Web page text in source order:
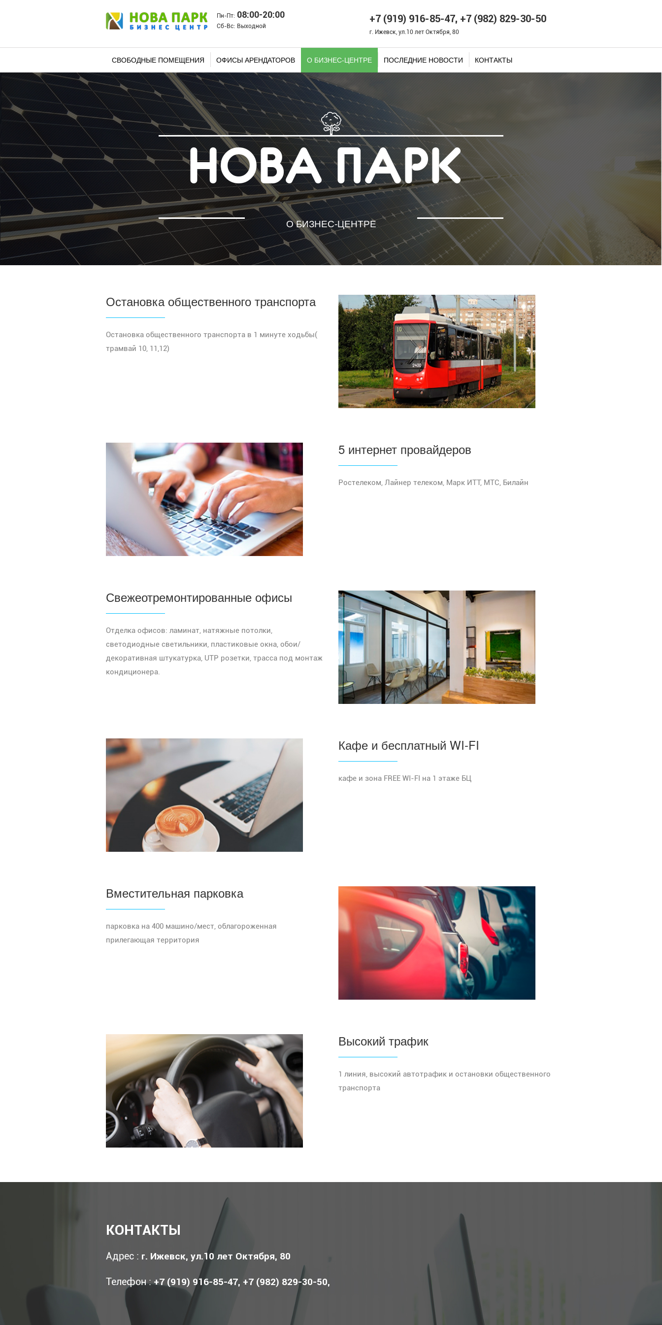
Пн-Пт: 08:00-20:00
Сб-Вс: Выходной
+7 (919) 916-85-47, +7 (982) 829-30-50
г. Ижевск, ул.10 лет Октября, 80
СВОБОДНЫЕ ПОМЕЩЕНИЯ ОФИСЫ АРЕНДАТОРОВ О БИЗНЕС-ЦЕНТРЕ ПОСЛЕДНИЕ НОВОСТИ КОНТАКТЫ
НОВА ПАРК
О БИЗНЕС-ЦЕНТРЕ
Остановка общественного транспорта
Остановка общественного транспорта в 1 минуте ходьбы(
трамвай 10, 11,12)
5 интернет провайдеров
Ростелеком, Лайнер телеком, Марк ИТТ, МТС, Билайн
Свежеотремонтированные офисы
Отделка офисов: ламинат, натяжные потолки,
светодиодные светильники, пластиковые окна, обои/
декоративная штукатурка, UTP розетки, трасса под монтаж
кондиционера.
Кафе и бесплатный WI-FI
кафе и зона FREE WI-FI на 1 этаже БЦ
Вместительная парковка
парковка на 400 машино/мест, облагороженная
прилегающая территория
Высокий трафик
1 линия, высокий автотрафик и остановки общественного
транспорта
КОНТАКТЫ
Адрес : г. Ижевск, ул.10 лет Октября, 80
Телефон :+7 (919) 916-85-47, +7 (982) 829-30-50,